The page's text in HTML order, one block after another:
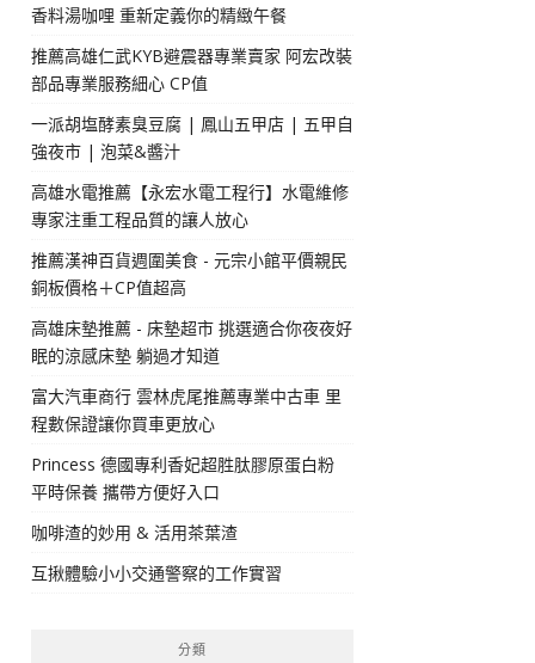
香料湯咖哩 重新定義你的精緻午餐
推薦高雄仁武KYB避震器專業賣家 阿宏改裝
部品專業服務細心 CP值
一派胡塩酵素臭豆腐 | 鳳山五甲店 | 五甲自
強夜市 | 泡菜&醬汁
高雄水電推薦【永宏水電工程行】水電維修
專家注重工程品質的讓人放心
推薦漢神百貨週圍美食 - 元宗小館平價親民
銅板價格＋CP值超高
高雄床墊推薦 - 床墊超市 挑選適合你夜夜好
眠的涼感床墊 躺過才知道
富大汽車商行 雲林虎尾推薦專業中古車 里
程數保證讓你買車更放心
Princess 德國專利香妃超胜肽膠原蛋白粉
平時保養 攜帶方便好入口
咖啡渣的妙用 & 活用茶葉渣
互揪體驗小小交通警察的工作實習
分類